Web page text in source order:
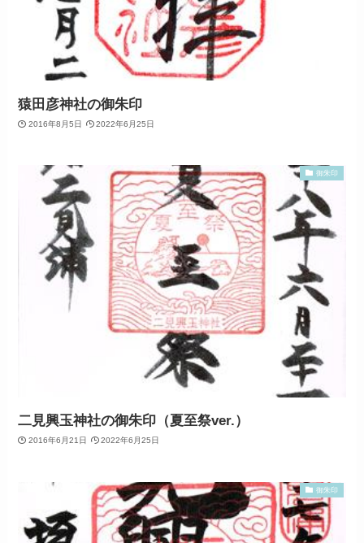
猿田彦神社の御朱印
2016年8月5日 2022年6月25日
御朱印
二見興玉神社の御朱印（夏至祭ver.）
2016年6月21日 2022年6月25日
御朱印